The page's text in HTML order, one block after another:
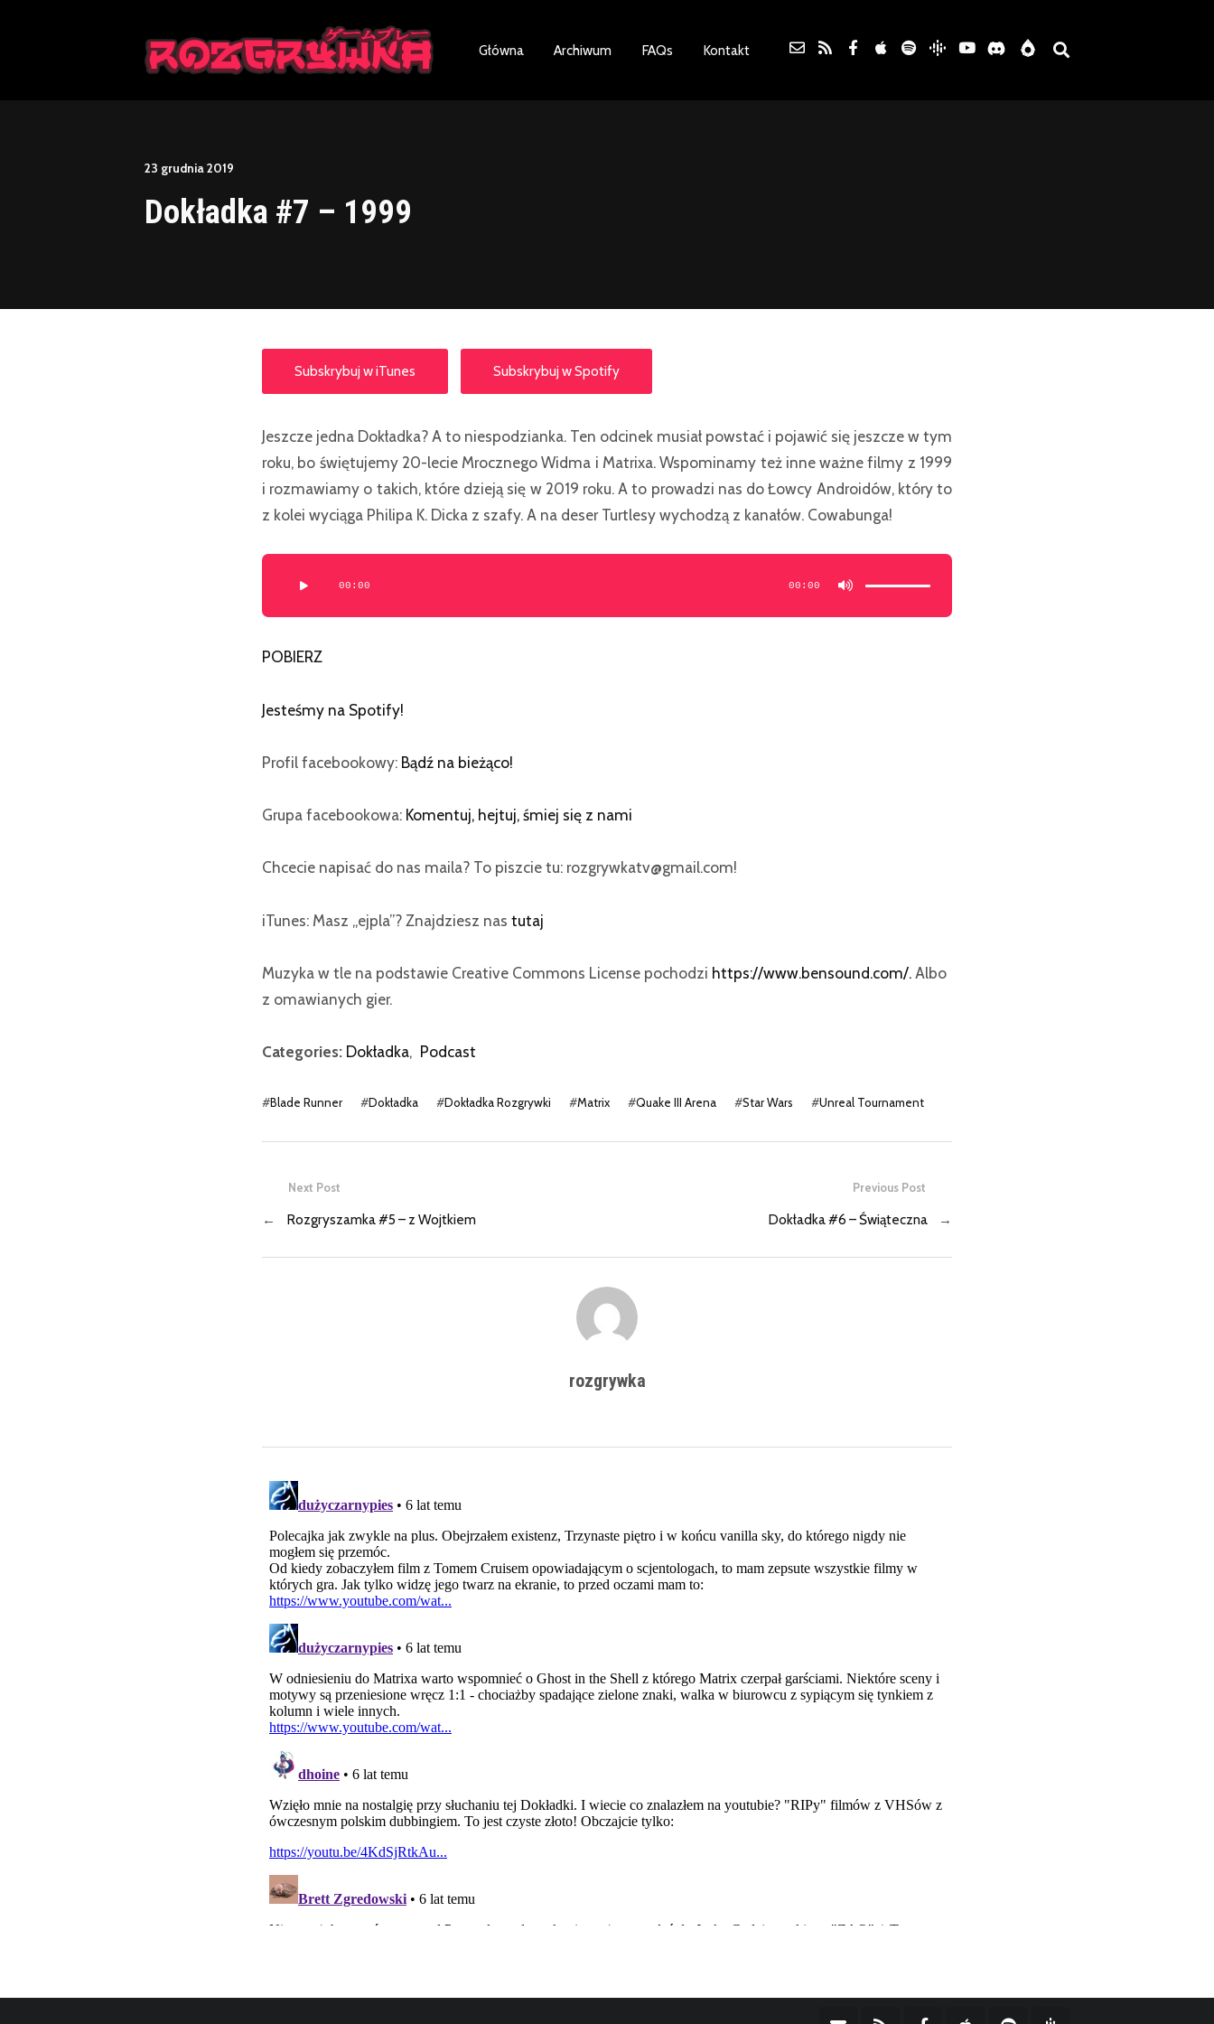
Główna Archiwum FAQs Kontakt
23 grudnia 2019
Dokładka #7 – 1999
Subskrybuj w iTunes Subskrybuj w Spotify
Jeszcze jedna Dokładka? A to niespodzianka. Ten odcinek musiał powstać i pojawić się jeszcze w tym
roku, bo świętujemy 20-lecie Mrocznego Widma i Matrixa. Wspominamy też inne ważne filmy z 1999
i rozmawiamy o takich, które dzieją się w 2019 roku. A to prowadzi nas do Łowcy Androidów, który to
z kolei wyciąga Philipa K. Dicka z szafy. A na deser Turtlesy wychodzą z kanałów. Cowabunga!
Odtwarzacz
plików
dźwiękowych
00:00 00:00
Używaj
góry/do
zwiększyć
POBIERZ
Jesteśmy na Spotify!
Profil facebookowy: Bądź na bieżąco!
Grupa facebookowa: Komentuj, hejtuj, śmiej się z nami
Chcecie napisać do nas maila? To piszcie tu: rozgrywkatv@gmail.com!
iTunes: Masz „ejpla”? Znajdziesz nas tutaj
Muzyka w tle na podstawie Creative Commons License pochodzi https://www.bensound.com/. Albo
z omawianych gier.
Categories: Dokładka, Podcast
#Blade Runner #Dokładka #Dokładka Rozgrywki #Matrix #Quake III Arena #Star Wars #Unreal Tournament
Previous Post
Dokładka #6 – Świąteczna →
Next Post
← Rozgryszamka #5 – z Wojtkiem
rozgrywka